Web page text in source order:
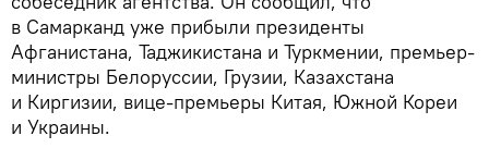
в Самарканд уже прибыли президенты
Афганистана, Таджикистана и Туркмении, премьер-
министры Белоруссии, Грузии, Казахстана
и Киргизии, вице-премьеры Китая, Южной Кореи
и Украины.